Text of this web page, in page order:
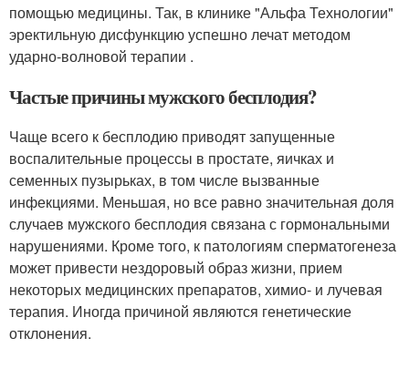
помощью медицины. Так, в клинике "Альфа Технологии"
эректильную дисфункцию успешно лечат методом
ударно-волновой терапии .
Частые причины мужского бесплодия?
Чаще всего к бесплодию приводят запущенные
воспалительные процессы в простате, яичках и
семенных пузырьках, в том числе вызванные
инфекциями. Меньшая, но все равно значительная доля
случаев мужского бесплодия связана с гормональными
нарушениями. Кроме того, к патологиям сперматогенеза
может привести нездоровый образ жизни, прием
некоторых медицинских препаратов, химио- и лучевая
терапия. Иногда причиной являются генетические
отклонения.